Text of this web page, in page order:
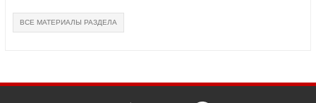
ВСЕ МАТЕРИАЛЫ РАЗДЕЛА